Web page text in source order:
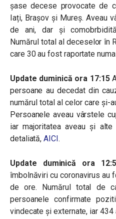
șase decese provocate de
Iați, Brașov și Mureș. Aveau
de ani, dar și
Numărul total al deceselor în
care 30 au fost raportate
Update duminică ora 17:15
persoane au decedat din
numărul total al celor care și-
Persoanele aveau vârstele
iar majoritatea aveau și
detaliată,AICI.
Update duminică ora
îmbolnăviri cu coronavirus au
de ore. Numărul total de
persoanele confirmate
vindecate și externate, iar 434